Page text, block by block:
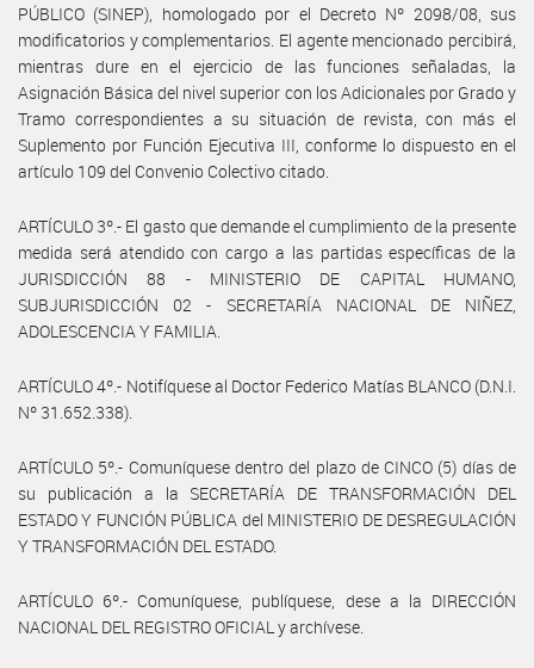
PÚBLICO (SINEP), homologado por el Decreto Nº 2098/08, sus
modificatorios y complementarios. El agente mencionado percibirá,
mientras dure en el ejercicio de las funciones señaladas, la
Asignación Básica del nivel superior con los Adicionales por Grado y
Tramo correspondientes a su situación de revista, con más el
Suplemento por Función Ejecutiva III, conforme lo dispuesto en el
artículo 109 del Convenio Colectivo citado.
ARTÍCULO 3º.- El gasto que demande el cumplimiento de la presente
medida será atendido con cargo a las partidas específicas de la
JURISDICCIÓN 88 - MINISTERIO DE CAPITAL HUMANO,
SUBJURISDICCIÓN 02 - SECRETARÍA NACIONAL DE NIÑEZ,
ADOLESCENCIA Y FAMILIA.
ARTÍCULO 4º.- Notifíquese al Doctor Federico Matías BLANCO (D.N.I.
Nº 31.652.338).
ARTÍCULO 5º.- Comuníquese dentro del plazo de CINCO (5) días de
su publicación a la SECRETARÍA DE TRANSFORMACIÓN DEL
ESTADO Y FUNCIÓN PÚBLICA del MINISTERIO DE DESREGULACIÓN
Y TRANSFORMACIÓN DEL ESTADO.
ARTÍCULO 6º.- Comuníquese, publíquese, dese a la DIRECCIÓN
NACIONAL DEL REGISTRO OFICIAL y archívese.